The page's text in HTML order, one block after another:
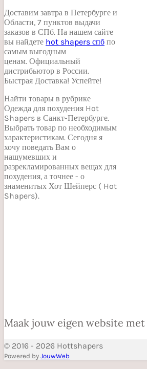
Доставим завтра в Петербурге и
Области, 7 пунктов выдачи
заказов в СПб. На нашем сайте
вы найдете hot shapers спб по
самым выгодным
ценам. Официальный
дистрибьютор в России.
Быстрая Доставка! Успейте!
Найти товары в рубрике
Одежда для похудения Hot
Shapers в Санкт-Петербурге.
Выбрать товар по необходимым
характеристикам. Сегодня я
хочу поведать Вам о
нашумевших и
разрекламированных вещах для
похудения, а точнее - о
знаменитых Хот Шейперс ( Hot
Shapers).
Maak jouw eigen website met
© 2016 - 2026 Hottshapers
Powered by JouwWeb